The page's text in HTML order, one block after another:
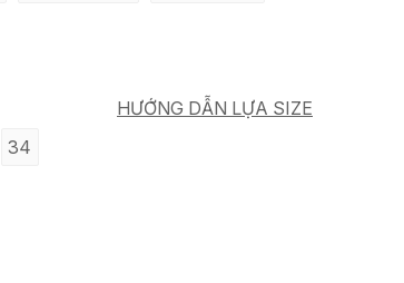
34
HƯỚNG DẪN LỰA SIZE